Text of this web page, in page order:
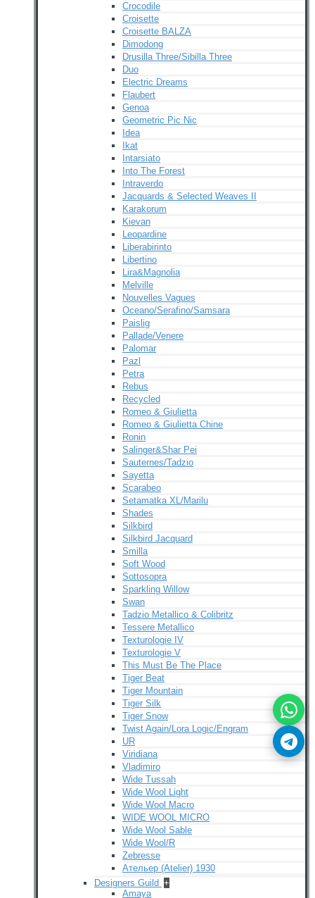
Crocodile
Croisette
Croisette BALZA
Dimodong
Drusilla Three/Sibilla Three
Duo
Electric Dreams
Flaubert
Genoa
Geometric Pic Nic
Idea
Ikat
Intarsiato
Into The Forest
Intraverdo
Jacquards & Selected Weaves II
Karakorum
Kievan
Leopardine
Liberabirinto
Libertino
Lira&Magnolia
Melville
Nouvelles Vagues
Oceano/Serafino/Samsara
Paislig
Pallade/Venere
Palomar
Pazl
Petra
Rebus
Recycled
Romeo & Giulietta
Romeo & Giulietta Chine
Ronin
Salinger&Shar Pei
Sauternes/Tadzio
Sayetta
Scarabeo
Setamatka XL/Marilu
Shades
Silkbird
Silkbird Jacquard
Smilla
Soft Wood
Sottosopra
Sparkling Willow
Swan
Tadzio Metallico & Colibritz
Tessere Metallico
Texturologie IV
Texturologie V
This Must Be The Place
Tiger Beat
Tiger Mountain
Tiger Silk
Tiger Snow
Twist Again/Lora Logic/Engram
UR
Viridiana
Vladimiro
Wide Tussah
Wide Wool Light
Wide Wool Macro
WIDE WOOL MICRO
Wide Wool Sable
Wide Wool/R
Zebresse
Ательер (Atelier) 1930
Designers Guild +
Amaya